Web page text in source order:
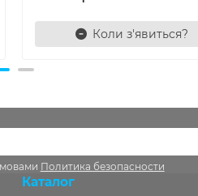
Коли з'явиться?
Политика безопасности
Каталог